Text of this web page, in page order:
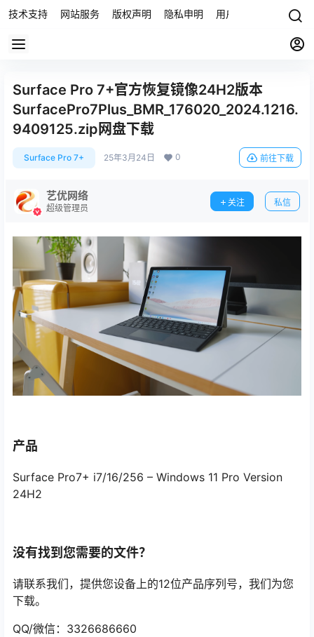
技术支持 网站服务 版权声明 隐私申明 用户协议 联系我们
Surface Pro 7+官方恢复镜像24H2版本
SurfacePro7Plus_BMR_176020_2024.1216.
9409125.zip网盘下载
Surface Pro 7+ 25年3月24日 0 前往下载
艺优网络
超级管理员
关注 私信
产品
Surface Pro7+ i7/16/256 – Windows 11 Pro Version
24H2
没有找到您需要的文件？
请联系我们，提供您设备上的12位产品序列号，我们为您
下载。
QQ/微信：3326686660